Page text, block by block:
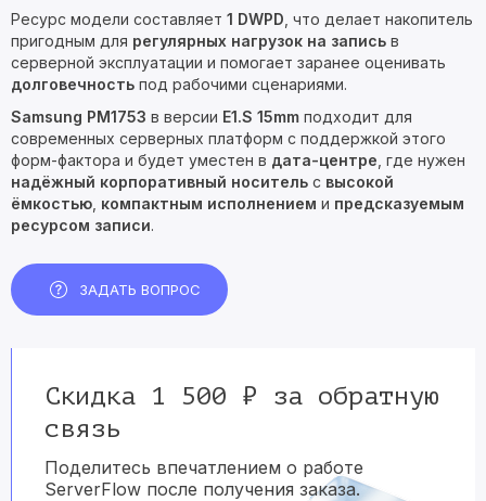
Ресурс модели составляет 1 DWPD , что делает накопитель
пригодным для регулярных нагрузок на запись в
серверной эксплуатации и помогает заранее оценивать
долговечность под рабочими сценариями.
Samsung PM1753 в версии E1.S 15mm подходит для
современных серверных платформ с поддержкой этого
форм-фактора и будет уместен в дата-центре , где нужен
надёжный корпоративный носитель с высокой
ёмкостью компактным исполнением и предсказуемым
ресурсом записи.
ЗАДАТЬ ВОПРОС
Скидка 1 500 ₽ за обратную
связь
Поделитесь впечатлением о работе
ServerFlow после получения заказа.